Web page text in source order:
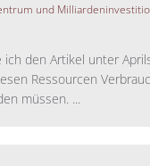
und
den Artikel unter
Ressourcen
müssen. ...